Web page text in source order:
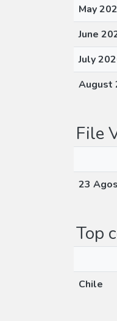
May
June
July
August
File
23
Top
Chile